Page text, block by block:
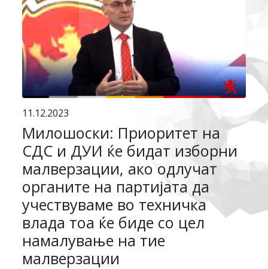
11.12.2023
Милошоски: Приоритет на
СДС и ДУИ ќе бидат изборни
малверзации, ако одлучат
органите на партијата да
учествуваме во техничка
влада тоа ќе биде со цел
намалување на тие
малверзации